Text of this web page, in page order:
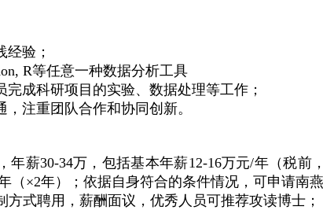
验；
R等任意一种数据分析工具
完成科研项目的实验、数据处理等工作；
注重团队合作和协同创新。
年薪30-34万， 包括基本年薪12-16万元/年（税前
（×2年）；依据自身符合的条件情况，可申请南燕
方式聘用，薪酬面议，优秀人员可推荐攻读博士；